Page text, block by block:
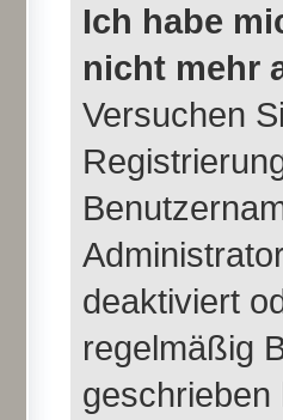
Ich habe
nicht mehr
Versuchen
deaktiviert
regelmäßig